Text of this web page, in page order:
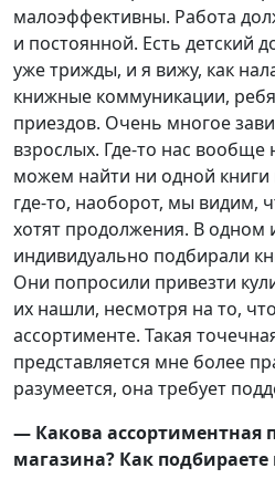
малоэффективны. Работа
и постоянной. Есть детский
уже трижды, и я вижу, как
книжные коммуникации,
приездов. Очень многое
взрослых. Где-то нас
можем найти ни одной книги
где-то, наоборот, мы видим,
хотят продолжения. В одном
индивидуально подбирали
Они попросили привезти
их нашли, несмотря на то,
ассортименте. Такая
представляется мне более
разумеется, она требует
— Какова ассортиментная
магазина? Как подбираете